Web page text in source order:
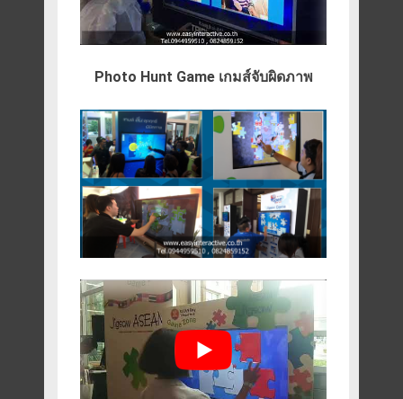
Photo Hunt Game เกมส์จับผิดภาพ